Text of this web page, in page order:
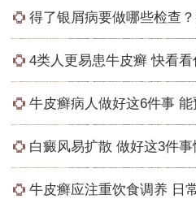
得了银屑病要做哪些检查
4类人更易患牛皮癣 快看看
牛皮癣病人做好这6件事
白癜风易扩散 做好这3件
牛皮癣应注重饮食调养 日